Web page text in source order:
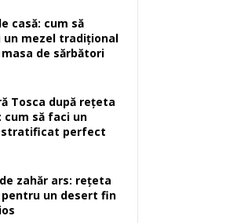
casă: cum să
un mezel tradițional
de sărbători
Tosca după rețeta
cum să faci un
perfect
zahăr ars: rețeta
pentru un desert fin